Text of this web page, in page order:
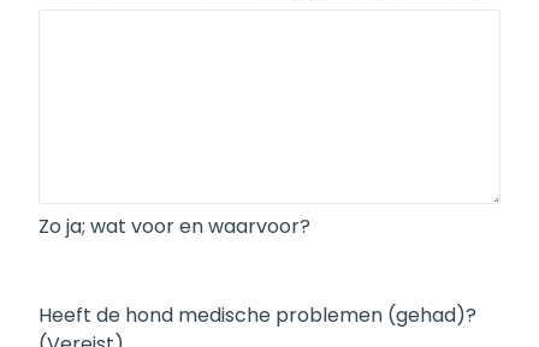
Zo ja; wat voor en waarvoor?
Heeft de hond medische problemen (gehad)?